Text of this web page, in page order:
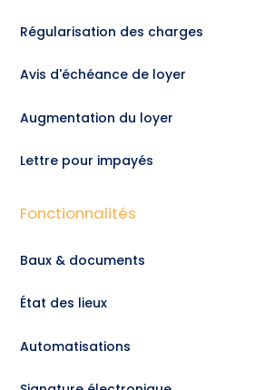
Régularisation des charges
Avis d'échéance de loyer
Augmentation du loyer
Lettre pour impayés
Fonctionnalités
Baux & documents
État des lieux
Automatisations